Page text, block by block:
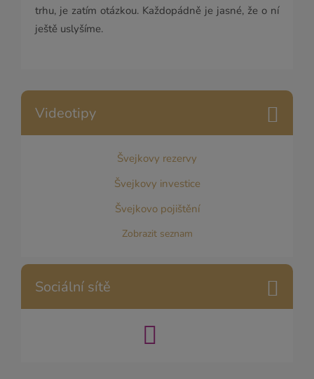
trhu, je zatím otázkou. Každopádně je jasné, že o ní
ještě uslyšíme.
Videotipy
Švejkovy rezervy
Švejkovy investice
Švejkovo pojištění
Zobrazit seznam
Sociální sítě